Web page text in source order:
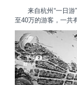
来自杭州“一日
至40万的游客，一共